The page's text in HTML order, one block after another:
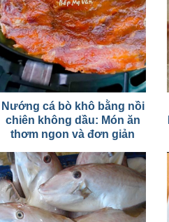
Nướng cá bò khô bằng nồi
chiên không dầu: Món ăn
thơm ngon và đơn giản